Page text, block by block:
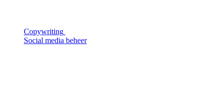
Copywriting
Social media beheer